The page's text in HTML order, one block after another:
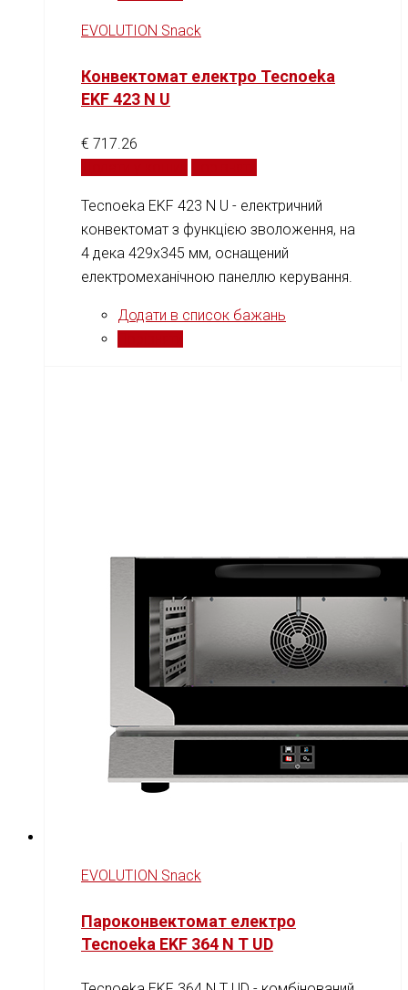
EVOLUTION Snack
Конвектомат електро Tecnoeka
EKF 423 N U
€ 717.26
Tecnoeka EKF 423 N U - електричний
конвектомат з функцією зволоження, на
4 дека 429x345 мм, оснащений
електромеханічною панеллю керування.
Додати в список бажань
EVOLUTION Snack
Пароконвектомат електро
Tecnoeka EKF 364 N T UD